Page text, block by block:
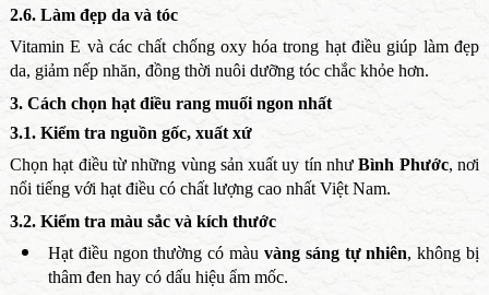
2.6. Làm đẹp da và tóc
Vitamin E và các chất chống oxy hóa trong hạt điều giúp làm đẹp
da, giảm nếp nhăn, đồng thời nuôi dưỡng tóc chắc khỏe hơn.
3. Cách chọn hạt điều rang muối ngon nhất
3.1. Kiểm tra nguồn gốc, xuất xứ
Chọn hạt điều từ những vùng sản xuất uy tín nhưBình Phước, nơi
nổi tiếng với hạt điều có chất lượng cao nhất Việt Nam.
3.2. Kiểm tra màu sắc và kích thước
Hạt điều ngon thường có màu vàng sáng tự nhiên, không bị
thâm đen hay có dấu hiệu ẩm mốc.